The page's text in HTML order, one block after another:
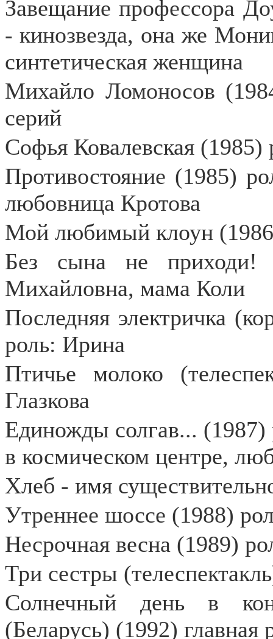
Завещание профессора
- кинозвезда, она же
синтетическая женщина
Михайло Ломоносов
серий
Софья Ковалевская
Противостояние (1985)
любовница Кротова
Мой любимый клоун
Без сына не приходи!
Михайловна, мама Коли
Последняя электричка
роль: Ирина
Птичье молоко
Глазкова
Единожды солгав...
в космическом центре,
Хлеб - имя
Утреннее шоссе (1988)
Несрочная весна (1989)
Три сестры
Солнечный день в
(Беларусь) (1992) главная